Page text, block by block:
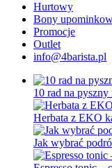
Hurtowy
Bony
Promocje
Outlet
info@4barista.pl
10 rad na pyszny
Herbata z EKO
Jak wybrać